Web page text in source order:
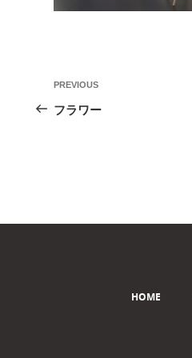
投
稿
シ
Previous
Post
PREVIOUS
フラワー
HOME